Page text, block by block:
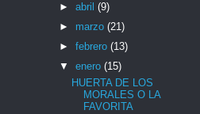
► abril (9)
► marzo (21)
► febrero (13)
▼ enero (15)
HUERTA DE LOS
MORALES O LA
FAVORITA